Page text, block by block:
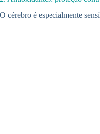
O cérebro é especialmente